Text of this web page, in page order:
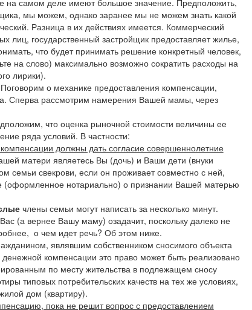
мы можем, однако заранее мы не можем знать какой
Разница в их действиях имеется. Коммерческий
лиц, государственный застройщик предоставляет жилье,
что будет принимать решение конкретный человек,
на слово) максимально возможно сократить расходы на
лирики).
о механике предоставления компенсации,
Сперва рассмотрим намерения Вашей мамы, через
что оценка рыночной стоимости величины ее
ряда условий. В частности:
должны дать согласие совершеннолетние
матери являетесь Вы (дочь) и Ваши дети (внуки
семьи свекрови, если он проживает совместно с ней,
(оформленное нотариально) о признании Вашей матерью
члены семьи могут написать за несколько минут.
(а вернее Вашу маму) озадачит, поскольку далеко не
о чем идет речь? Об этом ниже.
являвшим собственником сносимого объекта
компенсации это право может быть реализовано
по месту жительства в подлежащем сносу
типовых потребительских качеств на тех же условиях,
дом (квартиру).
пока не решит вопрос с предоставлением